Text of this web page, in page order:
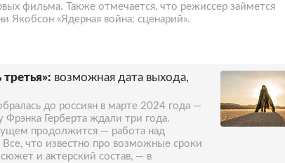
фильма. Также отмечается, что режиссер займется
Якобсон «Ядерная война: сценарий».
возможная дата выхода,
до россиян в марте 2024 года —
Герберта ждали три года.
продолжится — работа над
Все, что известно про возможные сроки
и актерский состав, — в